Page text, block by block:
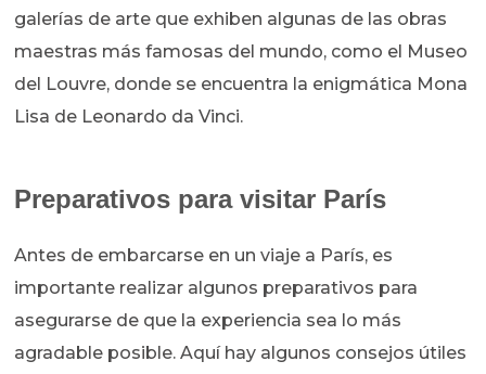
galerías de arte que exhiben algunas de las obras
maestras más famosas del mundo, como el Museo
del Louvre, donde se encuentra la enigmática Mona
Lisa de Leonardo da Vinci.
Preparativos para visitar París
Antes de embarcarse en un viaje a París, es
importante realizar algunos preparativos para
asegurarse de que la experiencia sea lo más
agradable posible. Aquí hay algunos consejos útiles